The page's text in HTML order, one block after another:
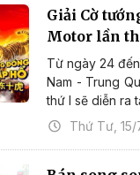
Giải Cờ
Motor lần
Từ ngày 24
Nam - Trung
thứ I sẽ diễn ra
Thứ Tư,